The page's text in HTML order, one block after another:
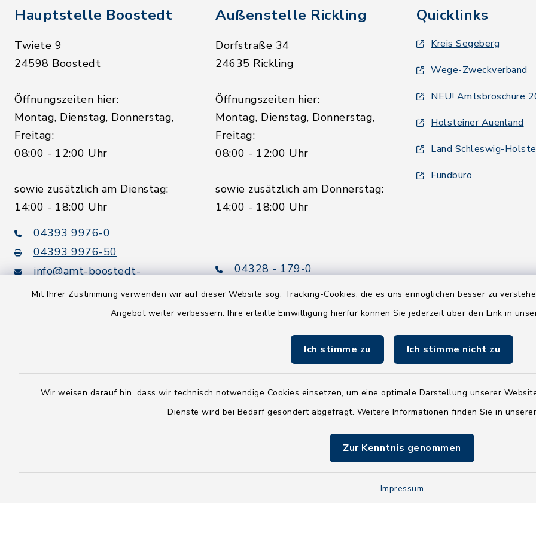
Mit Ihrer Zustimmung verwenden wir auf dieser Website sog. Tracking-Cookies, die es uns ermöglichen besser zu
Angebot weiter verbessern. Ihre erteilte Einwilligung hierfür können Sie jederzeit über den Link in
Ich stimme zu Ich stimme nicht zu
Wir weisen darauf hin, dass wir technisch notwendige Cookies einsetzen, um eine optimale Darstellung unserer
Dienste wird bei Bedarf gesondert abgefragt. Weitere Informationen finden Sie in
Zur Kenntnis genommen
Impressum
Hauptstelle Boostedt
Twiete 9
24598 Boostedt
Öffnungszeiten hier:
Montag, Dienstag, Donnerstag,
Freitag:
08:00 - 12:00 Uhr
sowie zusätzlich am Dienstag:
14:00 - 18:00 Uhr
04393 9976-0
04393 9976-50
info@amt-boostedt-
Leitweg-ID: 010605063-0000-
Peppol-ID: 0204:01-Kommunen-
Außenstelle Rickling
Dorfstraße 34
24635 Rickling
Öffnungszeiten hier:
Montag, Dienstag, Donnerstag,
Freitag:
08:00 - 12:00 Uhr
sowie zusätzlich am Donnerstag:
14:00 - 18:00 Uhr
04328 - 179-0
04328 - 179-44
info@amt-boostedt-
Quicklinks
Kreis Segeberg
Wege-Zweckverband
NEU! Amtsbroschüre
Holsteiner Auenland
Land Schleswig-
Fundbüro